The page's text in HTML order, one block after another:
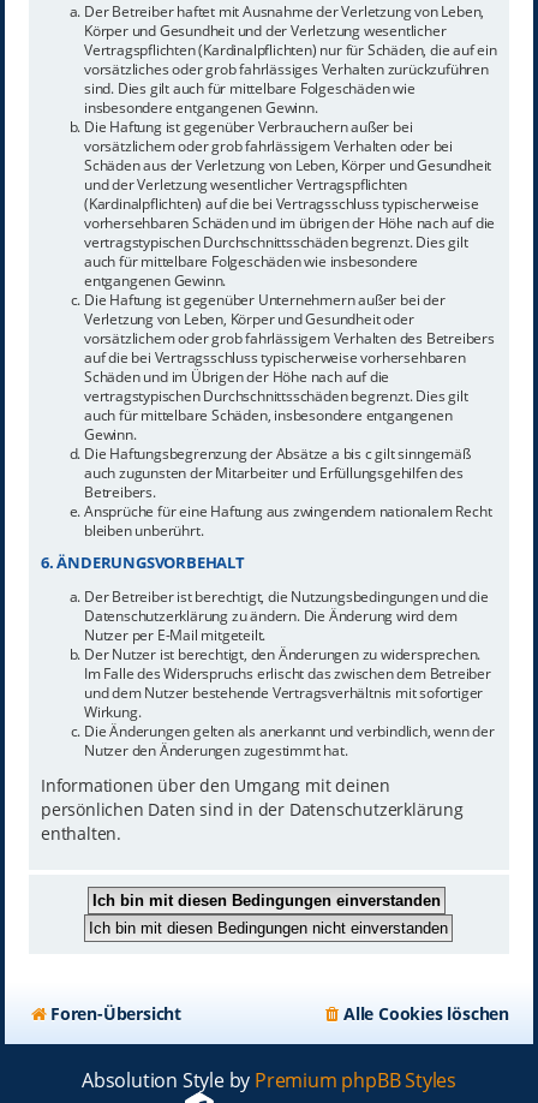
Der Betreiber haftet mit Ausnahme der Verletzung von Leben,
Körper und Gesundheit und der Verletzung wesentlicher
Vertragspflichten (Kardinalpflichten) nur für Schäden, die auf ein
vorsätzliches oder grob fahrlässiges Verhalten zurückzuführen
sind. Dies gilt auch für mittelbare Folgeschäden wie
insbesondere entgangenen Gewinn.
Die Haftung ist gegenüber Verbrauchern außer bei
vorsätzlichem oder grob fahrlässigem Verhalten oder bei
Schäden aus der Verletzung von Leben, Körper und Gesundheit
und der Verletzung wesentlicher Vertragspflichten
(Kardinalpflichten) auf die bei Vertragsschluss typischerweise
vorhersehbaren Schäden und im übrigen der Höhe nach auf die
vertragstypischen Durchschnittsschäden begrenzt. Dies gilt
auch für mittelbare Folgeschäden wie insbesondere
entgangenen Gewinn.
Die Haftung ist gegenüber Unternehmern außer bei der
Verletzung von Leben, Körper und Gesundheit oder
vorsätzlichem oder grob fahrlässigem Verhalten des Betreibers
auf die bei Vertragsschluss typischerweise vorhersehbaren
Schäden und im Übrigen der Höhe nach auf die
vertragstypischen Durchschnittsschäden begrenzt. Dies gilt
auch für mittelbare Schäden, insbesondere entgangenen
Gewinn.
Die Haftungsbegrenzung der Absätze a bis c gilt sinngemäß
auch zugunsten der Mitarbeiter und Erfüllungsgehilfen des
Betreibers.
Ansprüche für eine Haftung aus zwingendem nationalem Recht
bleiben unberührt.
6. ÄNDERUNGSVORBEHALT
Der Betreiber ist berechtigt, die Nutzungsbedingungen und die
Datenschutzerklärung zu ändern. Die Änderung wird dem
Nutzer per E-Mail mitgeteilt.
Der Nutzer ist berechtigt, den Änderungen zu widersprechen.
Im Falle des Widerspruchs erlischt das zwischen dem Betreiber
und dem Nutzer bestehende Vertragsverhältnis mit sofortiger
Wirkung.
Die Änderungen gelten als anerkannt und verbindlich, wenn der
Nutzer den Änderungen zugestimmt hat.
Informationen über den Umgang mit deinen
persönlichen Daten sind in der Datenschutzerklärung
enthalten.
Foren-Übersicht Alle Cookies löschen
Absolution Style by Premium phpBB Styles